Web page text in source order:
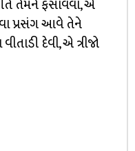
તેમને ફસાવવા, એ
પ્રસંગ આવે તેને
દેવી, એ ત્રીજો